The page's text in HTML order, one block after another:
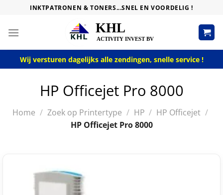
content
INKTPATRONEN & TONERS...SNEL EN VOORDELIG !
Wij versturen dagelijks alle zendingen, snelle service !
HP Officejet Pro 8000
Home / Zoek op Printertype / HP / HP Officejet /
HP Officejet Pro 8000